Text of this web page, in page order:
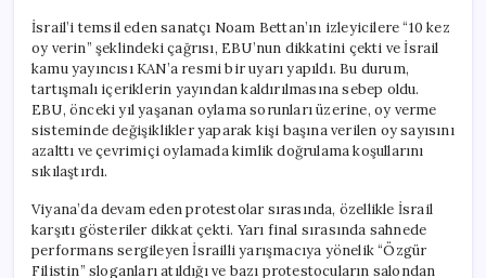
İsrail’i temsil eden sanatçı Noam Bettan’ın izleyicilere “10 kez
oy verin” şeklindeki çağrısı, EBU’nun dikkatini çekti ve İsrail
kamu yayıncısı KAN’a resmi bir uyarı yapıldı. Bu durum,
tartışmalı içeriklerin yayından kaldırılmasına sebep oldu.
EBU, önceki yıl yaşanan oylama sorunları üzerine, oy verme
sisteminde değişiklikler yaparak kişi başına verilen oy sayısını
azalttı ve çevrimiçi oylamada kimlik doğrulama koşullarını
sıkılaştırdı.
Viyana’da devam eden protestolar sırasında, özellikle İsrail
karşıtı gösteriler dikkat çekti. Yarı final sırasında sahnede
performans sergileyen İsrailli yarışmacıya yönelik “Özgür
Filistin” sloganları atıldığı ve bazı protestocuların salondan